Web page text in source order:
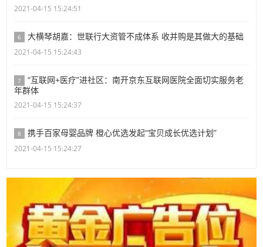
2021-04-15 15:24:51
6 大横琴胡嘉：世联行大资管不成体系 收并购是其做大的基础
2021-04-15 15:24:43
7
“互联网+医疗”进社区：南开京东互联网医院全面切实服务老
年群体
2021-04-15 15:24:37
8 携手百家母婴品牌 橙心优选发起“宝贝成长优选计划”
2021-04-15 15:24:27